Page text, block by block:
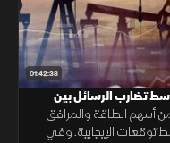
01:42:38
تضارب الرسائل بين
أسهم الطاقة والمرافق
توقعات الإيجابية. وفي